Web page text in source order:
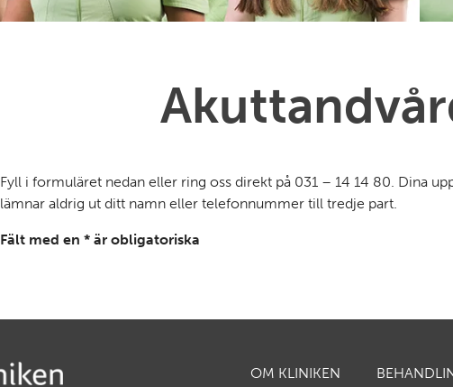
Fyll i formuläret nedan eller ring oss direkt på 031 – 14 14 80. Dina
lämnar aldrig ut ditt namn eller telefonnummer till tredje part.
Fält med en * är obligatoriska
OM KLINIKEN